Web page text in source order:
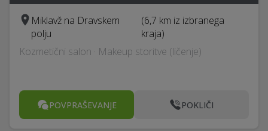
Miklavž na Dravskem
polju
(6,7 km iz izbranega
kraja)
Kozmetični salon · Makeup storitve (ličenje)
POVPRAŠEVANJE POKLIČI